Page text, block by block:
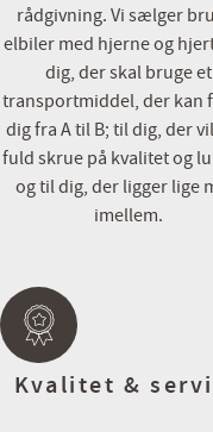
💳 Attraktive
💼 Skarpe
🔄 Vi byder på alle biler
☕ Vi har altid kaffe på
Kontakt eller besøg os her:
📞 86 150 150
💻 www.cars.dk
Du er altid meget
tid til besigtigelse/
rette indtryk af bilen.
rådgivning. Vi sælger
elbiler med hjerne og
dig, der skal bruge et
transportmiddel, der kan
dig fra A til B; til dig, der
fuld skrue på kvalitet og
og til dig, der ligger lige
imellem.
Kvalitet &